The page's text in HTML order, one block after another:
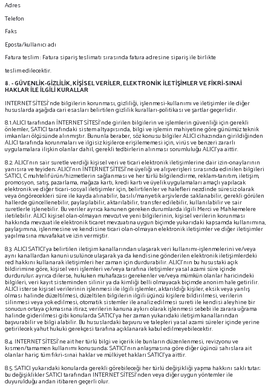
Adres
Telefon
Faks
Eposta/kullanıcı adı
Fatura teslim : Fatura sipariş teslimatı sırasında fatura adresine sipariş ile birlikte
teslim edilecektir.
8. - GÜVENLİK-GİZLİLİK, KİŞİSEL VERİLER, ELEKTRONİK İLETİŞİMLER VE FİKRİ-SINAİ
HAKLAR İLE İLGİLİ KURALLAR
INTERNET SİTESİ'nde bilgilerin korunması, gizliliği, işlenmesi-kullanımı ve iletişimler ile diğer
hususlarda aşağıda cari esasları belirtilen gizlilik kuralları-politikası ve şartlar geçerlidir.
8.1.ALICI tarafından İNTERNET SİTESİ'nde girilen bilgilerin ve işlemlerin güvenliği için gerekli
önlemler, SATICI tarafındaki sistem altyapısında, bilgi ve işlemin mahiyetine göre günümüz teknik
imkanları ölçüsünde alınmıştır. Bununla beraber, söz konusu bilgiler ALICI cihazından girildiğinden
ALICI tarafında korunmaları ve ilgisiz kişilerce erişilememesi için, virüs ve benzeri zararlı
uygulamalara ilişkin olanlar dahil, gerekli tedbirlerin alınması sorumluluğu ALICI'ya aittir.
8.2. ALICI'nın sair suretle verdiği kişisel veri ve ticari elektronik iletişimlerine dair izin-onaylarının
yanısıra ve teyiden; ALICI'nın İNTERNET SİTESİ'ne üyeliği ve alışverişleri sırasında edinilen bilgileri
SATICI, C muhtelif ürün/hizmetlerin sağlanması ve her türlü bilgilendirme, reklam-tanıtım, iletişim,
promosyon, satış, pazarlama, mağaza kartı, kredi kartı ve üyelik uygulamaları amaçlı yapılacak
elektronik ve diğer ticari-sosyal iletişimler için, belirtilenler ve halefleri nezdinde süresiz olarak
veya öngörecekleri süre ile kayda alınabilir, basılı/manyetik arşivlerde saklanabilir, gerekli görülen
hallerde güncellenebilir, paylaşılabilir, aktarılabilir, transfer edilebilir, kullanılabilir ve sair
suretlerle işlenebilir. Bu veriler ayrıca kanunen gereken durumlarda ilgili Merci ve Mahkemelere
iletilebilir. ALICI kişisel olan-olmayan mevcut ve yeni bilgilerinin, kişisel verilerin korunması
hakkında mevzuat ile elektronik ticaret mevzuatına uygun biçimde yukarıdaki kapsamda kullanımına,
paylaşımına, işlenmesine ve kendisine ticari olan-olmayan elektronik iletişimler ve diğer iletişimler
yapılmasına muvafakat ve izin vermiştir.
8.3. ALICI SATICI'ya belirtilen iletişim kanallarından ulaşarak veri kullanımı-işlenmelerini ve/veya
aynı kanallardan kanuni usulünce ulaşarak ya da kendisine gönderilen elektronik iletişimlerdeki
red hakkını kullanarak iletişimleri her zaman için durdurabilir. ALICI'nın bu husustaki açık
bildirimine göre, kişisel veri işlemleri ve/veya tarafına iletişimler yasal azami süre içinde
durdurulur; ayrıca dilerse, hukuken muhafazası gerekenler ve/veya mümkün olanlar haricindeki
bilgileri, veri kayıt sisteminden silinir ya da kimliği belli olmayacak biçimde anonim hale getirilir.
ALICI isterse kişisel verilerinin işlenmesi ile ilgili işlemler, aktarıldığı kişiler, eksik veya yanlış
olması halinde düzeltilmesi, düzeltilen bilgilerin ilgili üçüncü kişilere bildirilmesi, verilerin
silinmesi veya yok edilmesi, otomatik sistemler ile analiz edilmesi sureti ile kendisi aleyhine bir
sonucun ortaya çıkmasına itiraz, verilerin kanuna aykırı olarak işlenmesi sebebi ile zarara uğrama
halinde giderilmesi gibi konularda SATICI'ya her zaman yukarıdaki iletişim kanallarından
başvurabilir ve bilgi alabilir. Bu hususlardaki başvuru ve talepleri yasal azami süreler içinde yerine
getirilecek yahut hukuki gerekçesi tarafına açıklanarak kabul edilmeyebilecektir.
8.4. INTERNET SİTESİ'ne ait her türlü bilgi ve içerik ile bunların düzenlenmesi, revizyonu ve
kısmen/tamamen kullanımı konusunda; SATICI'nın anlaşmasına göre diğer üçüncü sahıslara ait
olanlar hariç; tüm fikri-sınai haklar ve mülkiyet hakları SATICI'ya aittir.
8.5. SATICI yukarıdaki konularda gerekli görebileceği her türlü değişikliği yapma hakkını saklı tutar;
bu değişiklikler SATICI tarafından INTERNET SİTESİ'nden veya diğer uygun yöntemler ile
duyurulduğu andan itibaren geçerli olur.